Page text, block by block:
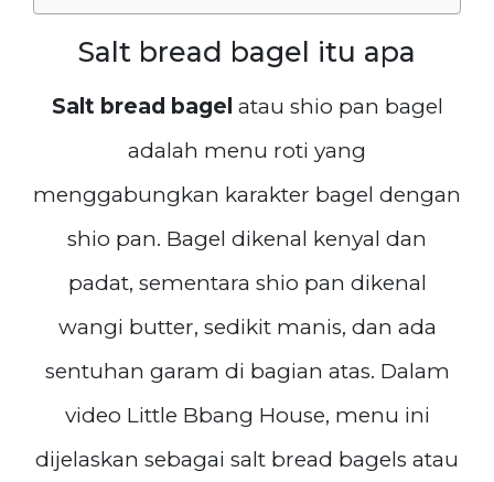
Salt bread bagel itu apa
Salt bread bagel atau shio pan bagel
adalah menu roti yang
menggabungkan karakter bagel dengan
shio pan. Bagel dikenal kenyal dan
padat, sementara shio pan dikenal
wangi butter, sedikit manis, dan ada
sentuhan garam di bagian atas. Dalam
video Little Bbang House, menu ini
dijelaskan sebagai salt bread bagels atau